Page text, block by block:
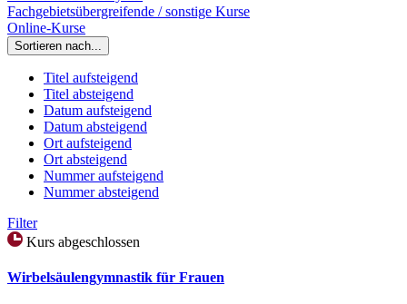
Fachgebietsübergreifende / sonstige Kurse
Online-Kurse
Sortieren nach...
Titel aufsteigend
Titel absteigend
Datum aufsteigend
Datum absteigend
Ort aufsteigend
Ort absteigend
Nummer aufsteigend
Nummer absteigend
Filter
Kurs abgeschlossen
Wirbelsäulengymnastik für Frauen